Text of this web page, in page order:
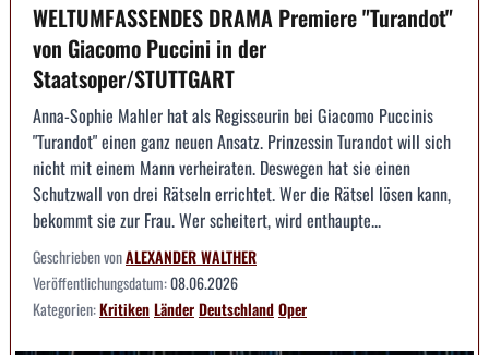
WELTUMFASSENDES DRAMA Premiere "Turandot"
von Giacomo Puccini in der
Staatsoper/STUTTGART
Anna-Sophie Mahler hat als Regisseurin bei Giacomo Puccinis
"Turandot" einen ganz neuen Ansatz. Prinzessin Turandot will sich
nicht mit einem Mann verheiraten. Deswegen hat sie einen
Schutzwall von drei Rätseln errichtet. Wer die Rätsel lösen kann,
bekommt sie zur Frau. Wer scheitert, wird enthaupte...
Geschrieben vonALEXANDER WALTHER
Veröffentlichungsdatum:08.06.2026
Kategorien:KritikenLänderDeutschlandOper